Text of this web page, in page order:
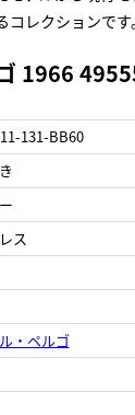
レクションです。
1966
131-BB60
ス
・ペルゴ